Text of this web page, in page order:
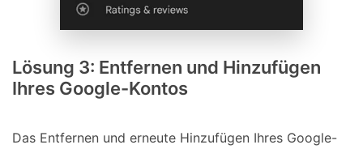
Lösung 3: Entfernen und Hinzufügen
Ihres Google-Kontos
Das Entfernen und erneute Hinzufügen Ihres Google-